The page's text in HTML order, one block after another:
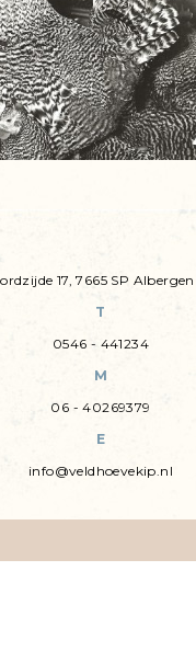
17, 7665 SP Albergen
T
0546 - 441234
M
06 - 40269379
E
info@veldhoevekip.nl